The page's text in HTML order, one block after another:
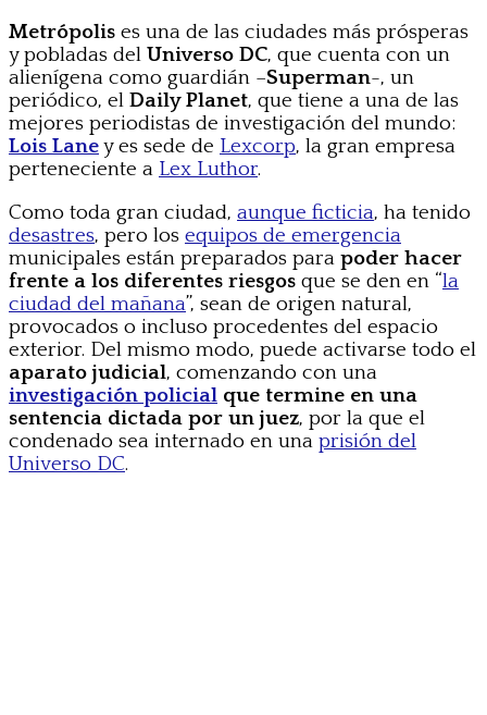
Metrópolis es una de las ciudades más prósperas
y pobladas del Universo DC, que cuenta con un
alienígena como guardián –Superman-, un
periódico, el Daily Planet, que tiene a una de las
mejores periodistas de investigación del mundo:
Lois Laney es sede de Lexcorp, la gran empresa
perteneciente a Lex Luthor.
Como toda gran ciudad, aunque ficticia, ha tenido
desastres, pero los equipos de emergencia
municipales están preparados para poder hacer
frente a los diferentes riesgos que se den en “la
ciudad del mañana”, sean de origen natural,
provocados o incluso procedentes del espacio
exterior. Del mismo modo, puede activarse todo el
aparato judicial, comenzando con una
investigación policial que termine en una
sentencia dictada por un juez, por la que el
condenado sea internado en una prisión del
Universo DC.